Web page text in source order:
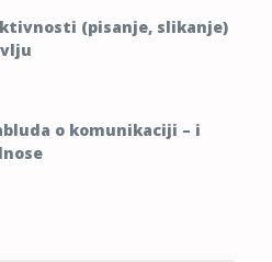
(pisanje, slikanje)
o komunikaciji – i